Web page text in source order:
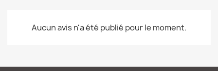
Aucun avis n'a été publié pour le moment.